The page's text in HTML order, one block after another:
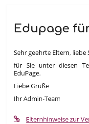
Edupage
Sehr geehrte Eltern,
für Sie unter diesen
EduPage.
Liebe Grüße
Ihr Admin-Team
Elternhinweise zur